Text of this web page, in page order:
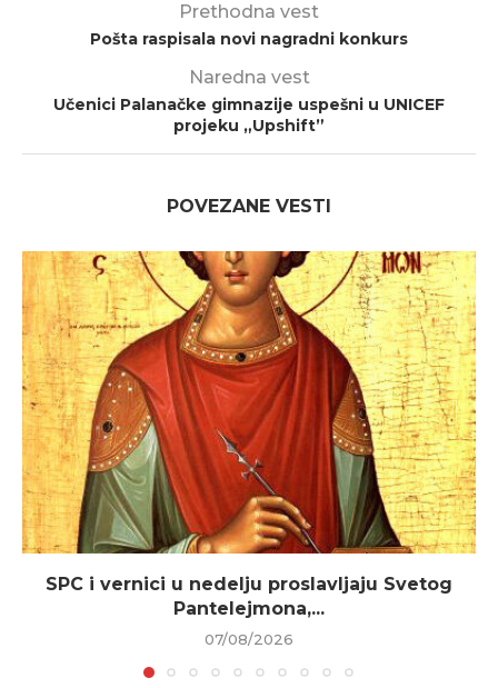
Prethodna vest
Pošta raspisala novi nagradni konkurs
Naredna vest
Učenici Palanačke gimnazije uspešni u UNICEF
projeku „Upshift”
POVEZANE VESTI
SPC i vernici u nedelju proslavljaju Svetog
Pantelejmona,...
07/08/2026